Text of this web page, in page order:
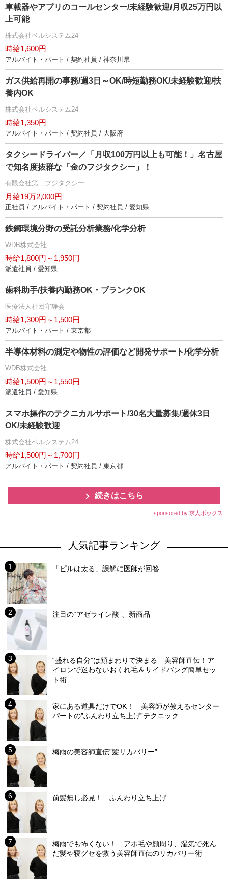
車載器やアプリのコールセンター/未経験歓迎/月収25万円以
上可能
株式会社ベルシステム24
時給1,600円
アルバイト・パート / 契約社員 / 神奈川県
ガス供給再開の事務/週3日～OK/時短勤務OK/未経験歓迎/扶
養内OK
株式会社ベルシステム24
時給1,350円
アルバイト・パート / 契約社員 / 大阪府
タクシードライバー／「月収100万円以上も可能！」名古屋
で知名度抜群な「金のフジタクシー」！
有限会社第二フジタクシー
月給19万2,000円
正社員 / アルバイト・パート / 契約社員 / 愛知県
鉄鋼環境分野の受託分析業務/化学分析
WDB株式会社
時給1,800円～1,950円
派遣社員 / 愛知県
歯科助手/扶養内勤務OK・ブランクOK
医療法人社団守静会
時給1,300円～1,500円
アルバイト・パート / 東京都
半導体材料の測定や物性の評価など開発サポート/化学分析
WDB株式会社
時給1,500円～1,550円
派遣社員 / 愛知県
スマホ操作のテクニカルサポート/30名大量募集/週休3日
OK/未経験歓迎
株式会社ベルシステム24
時給1,500円～1,700円
アルバイト・パート / 契約社員 / 東京都
続きはこちら
sponsored by 求人ボックス
人気記事ランキング
「ピルは太る」誤解に医師が回答
注目の“アゼライン酸”、新商品
“盛れる自分”は顔まわりで決まる 美容師直伝！ア
イロンで迷わないおくれ毛＆サイドバング簡単セッ
ト術
家にある道具だけでOK！ 美容師が教えるセンター
パートの”ふんわり立ち上げ”テクニック
梅雨の美容師直伝”髪リカバリー”
前髪無し必見！ ふんわり立ち上げ
梅雨でも怖くない！ アホ毛や顔周り、湿気で死ん
だ髪や寝グセを救う美容師直伝のリカバリー術